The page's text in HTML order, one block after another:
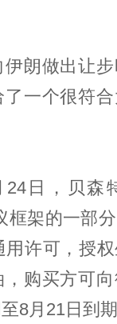
朗做出让
一个很符
24日，贝森
框架的一部
用许可，授
购买方可
8月21日到